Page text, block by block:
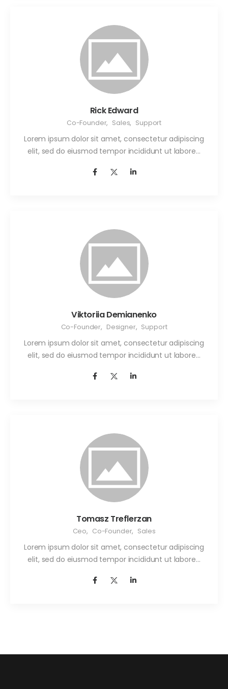
Rick Edward
Co-Founder, Sales, Support
Lorem ipsum dolor sit amet, consectetur adipiscing
elit, sed do eiusmod tempor incididunt ut labore…
Viktoriia Demianenko
Co-Founder, Designer, Support
Lorem ipsum dolor sit amet, consectetur adipiscing
elit, sed do eiusmod tempor incididunt ut labore…
Tomasz Treflerzan
Ceo, Co-Founder, Sales
Lorem ipsum dolor sit amet, consectetur adipiscing
elit, sed do eiusmod tempor incididunt ut labore…